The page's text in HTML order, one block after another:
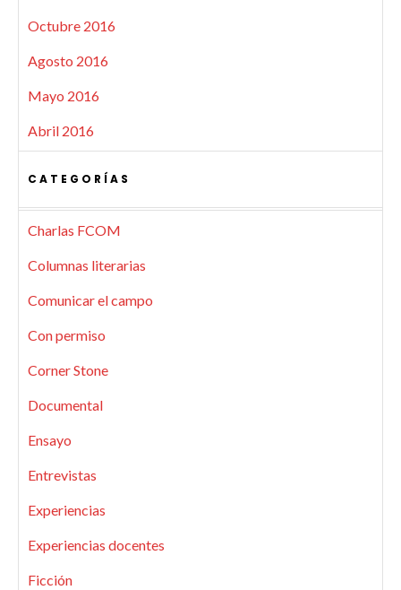
Octubre 2016
Agosto 2016
Mayo 2016
Abril 2016
CATEGORÍAS
Charlas FCOM
Columnas literarias
Comunicar el campo
Con permiso
Corner Stone
Documental
Ensayo
Entrevistas
Experiencias
Experiencias docentes
Ficción